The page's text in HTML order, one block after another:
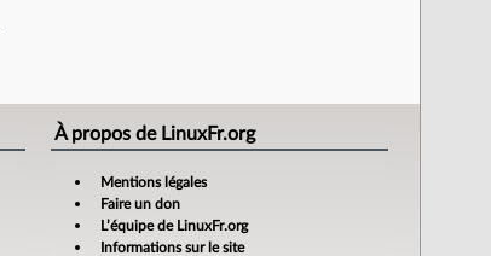
À propos de LinuxFr.org
Mentions légales
Faire un don
L’équipe de LinuxFr.org
Informations sur le site